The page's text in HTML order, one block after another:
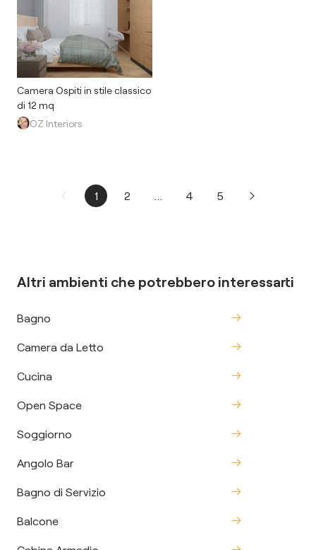
Camera Ospiti in stile classico
di 12 mq
OZ Interiors
1 2 4 5
Altri ambienti che potrebbero interessarti
Bagno
Camera da Letto
Cucina
Open Space
Soggiorno
Angolo Bar
Bagno di Servizio
Balcone